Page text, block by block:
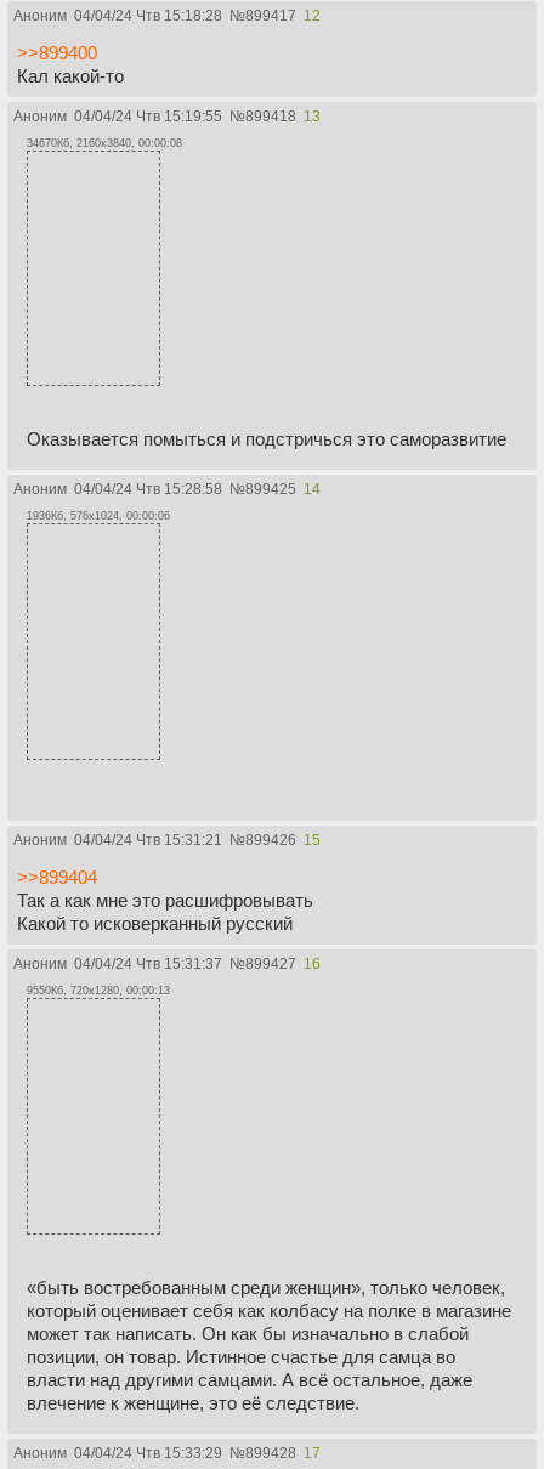
Аноним 04/04/24 Чтв 15:18:28 №899417 12
>>899400
Кал какой-то
Аноним 04/04/24 Чтв 15:19:55 №899418 13
34670Кб, 2160x3840, 00:00:08
Оказывается помыться и подстричься это саморазвитие
Аноним 04/04/24 Чтв 15:28:58 №899425 14
1936Кб, 576x1024, 00:00:06
Аноним 04/04/24 Чтв 15:31:21 №899426 15
>>899404
Так а как мне это расшифровывать
Какой то исковерканный русский
Аноним 04/04/24 Чтв 15:31:37 №899427 16
9550Кб, 720x1280, 00:00:13
«быть востребованным среди женщин», только человек,
который оценивает себя как колбасу на полке в магазине
может так написать. Он как бы изначально в слабой
позиции, он товар. Истинное счастье для самца во
власти над другими самцами. А всё остальное, даже
влечение к женщине, это её следствие.
Аноним 04/04/24 Чтв 15:33:29 №899428 17